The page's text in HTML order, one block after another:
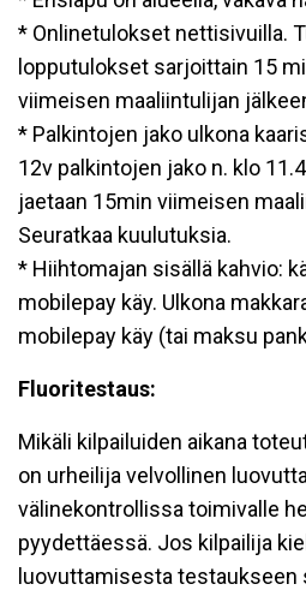
* Onlinetulokset nettisivuilla.
lopputulokset sarjoittain 15
viimeisen maaliintulijan
* Palkintojen jako ulkona
12v palkintojen jako n. klo
jaetaan 15min viimeisen
Seuratkaa kuulutuksia.
* Hiihtomajan sisällä kahvio:
mobilepay käy. Ulkona
mobilepay käy (tai maksu
Fluoritestaus:
Mikäli kilpailuiden aikana
on urheilija velvollinen
välinekontrollissa toimivalle
pyydettäessä. Jos kilpailija
luovuttamisesta testaukseen